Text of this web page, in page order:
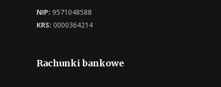
NIP: 9571048588
KRS: 0000364214
Rachunki bankowe